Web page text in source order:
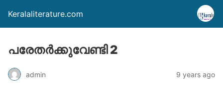
Keralaliterature.com
പരേതര്‍ക്കുവേണ്ടി 2
admin 9 years ago